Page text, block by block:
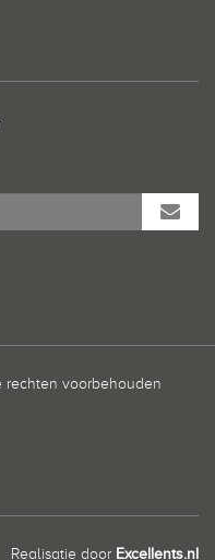
rechten voorbehouden
Realisatie door Excellents.nl